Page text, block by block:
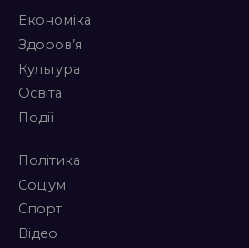
Економіка
Здоров’я
Культура
Освіта
Події
Політика
Соціум
Спорт
Відео